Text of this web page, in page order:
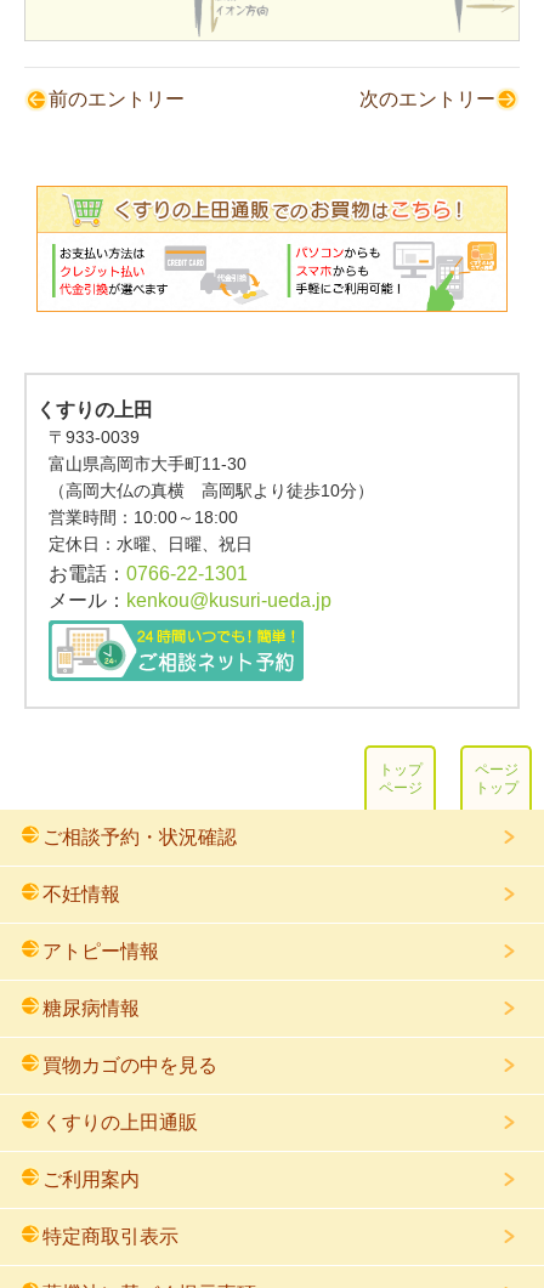
前のエントリー 次のエントリー
くすりの上田
〒933-0039
富山県高岡市大手町11-30
（高岡大仏の真横 高岡駅より徒歩10分）
営業時間： 10:00～18:00
定休日：水曜、日曜、祝日
お電話： 0766-22-1301
メール： kenkou@kusuri-ueda.jp
ページ
トップ
トップ
ページ
ご相談予約・状況確認
不妊情報
アトピー情報
糖尿病情報
買物カゴの中を見る
くすりの上田通販
ご利用案内
特定商取引表示